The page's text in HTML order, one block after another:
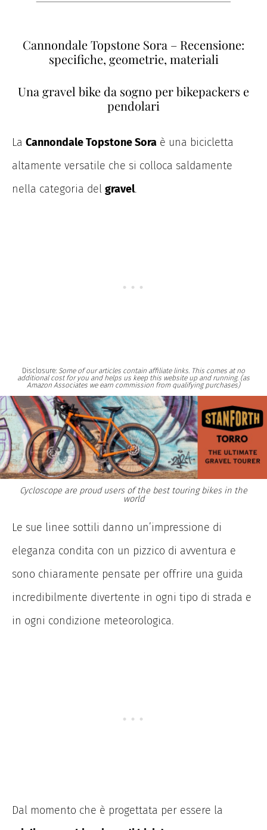
Cannondale Topstone Sora – Recensione:
specifiche, geometrie, materiali
Una gravel bike da sogno per bikepackers e
pendolari
La Cannondale Topstone Sora è una bicicletta
altamente versatile che si colloca saldamente
nella categoria del gravel.
Disclosure: Some of our articles contain affiliate links. This comes at no
additional cost for you and helps us keep this website up and running. (as
Amazon Associates we earn commission from qualifying purchases)
Cycloscope are proud users of the best touring bikes in the
world
Le sue linee sottili danno un’impressione di
eleganza condita con un pizzico di avventura e
sono chiaramente pensate per offrire una guida
incredibilmente divertente in ogni tipo di strada e
in ogni condizione meteorologica.
Dal momento che è progettata per essere la